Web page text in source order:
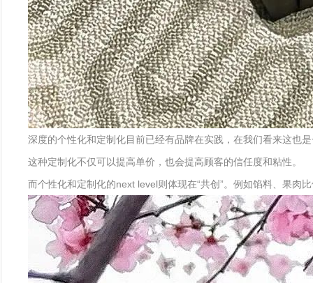
深度的个性化和定制化目前已经有品牌在实践，在我们看来这也
这种定制化不仅可以提高单价，也会提高顾客的信任度和粘性。
而个性化和定制化的next level则体现在“共创”。例如馅料、果肉